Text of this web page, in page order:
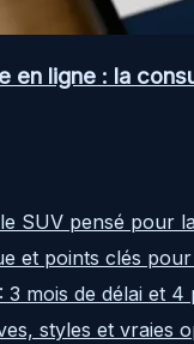
en ligne : la
SUV pensé pour
et points clés
3 mois de délai et
styles et vraies